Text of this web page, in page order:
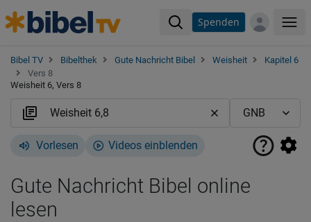
Spenden
Bibel TV Bibelthek Gute Nachricht Bibel Weisheit
Kapitel 6
Vers 8
Weisheit 6, Vers 8
Vorlesen Videos einblenden
Gute Nachricht Bibel online
lesen